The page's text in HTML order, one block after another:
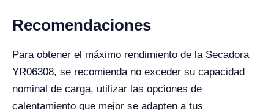
Recomendaciones
Para obtener el máximo rendimiento de la Secadora
YR06308, se recomienda no exceder su capacidad
nominal de carga, utilizar las opciones de
calentamiento que mejor se adapten a tus